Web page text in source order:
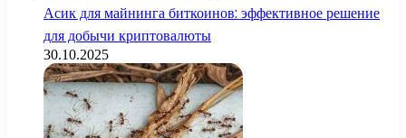
Асик для майнинга биткоинов: эффективное решение
для добычи криптовалюты
30.10.2025